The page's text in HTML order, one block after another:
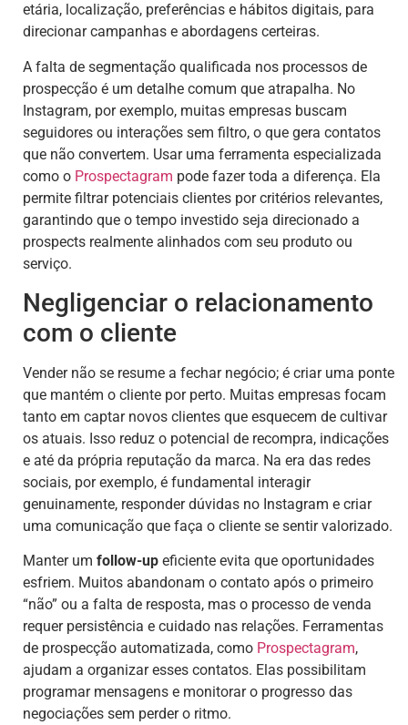
etária, localização, preferências e hábitos digitais, para
direcionar campanhas e abordagens certeiras.
A falta de segmentação qualificada nos processos de
prospecção é um detalhe comum que atrapalha. No
Instagram, por exemplo, muitas empresas buscam
seguidores ou interações sem filtro, o que gera contatos
que não convertem. Usar uma ferramenta especializada
como o Prospectagram pode fazer toda a diferença. Ela
permite filtrar potenciais clientes por critérios relevantes,
garantindo que o tempo investido seja direcionado a
prospects realmente alinhados com seu produto ou
serviço.
Negligenciar o relacionamento
com o cliente
Vender não se resume a fechar negócio; é criar uma ponte
que mantém o cliente por perto. Muitas empresas focam
tanto em captar novos clientes que esquecem de cultivar
os atuais. Isso reduz o potencial de recompra, indicações
e até da própria reputação da marca. Na era das redes
sociais, por exemplo, é fundamental interagir
genuinamente, responder dúvidas no Instagram e criar
uma comunicação que faça o cliente se sentir valorizado.
Manter um follow-up eficiente evita que oportunidades
esfriem. Muitos abandonam o contato após o primeiro
“não” ou a falta de resposta, mas o processo de venda
requer persistência e cuidado nas relações. Ferramentas
de prospecção automatizada, como Prospectagram,
ajudam a organizar esses contatos. Elas possibilitam
programar mensagens e monitorar o progresso das
negociações sem perder o ritmo.